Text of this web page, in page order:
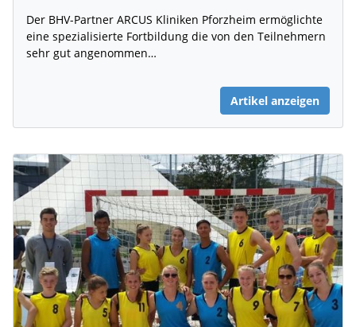
Der BHV-Partner ARCUS Kliniken Pforzheim ermöglichte
eine spezialisierte Fortbildung die von den Teilnehmern
sehr gut angenommen…
Artikel anzeigen